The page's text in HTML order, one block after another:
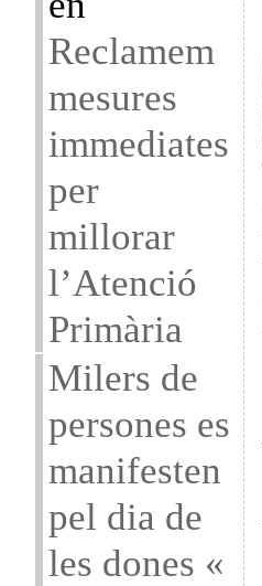
Reclamem
mesures
immediates
per
millorar
l’Atenció
Primària
Milers de
persones es
manifesten
pel dia de
les dones «